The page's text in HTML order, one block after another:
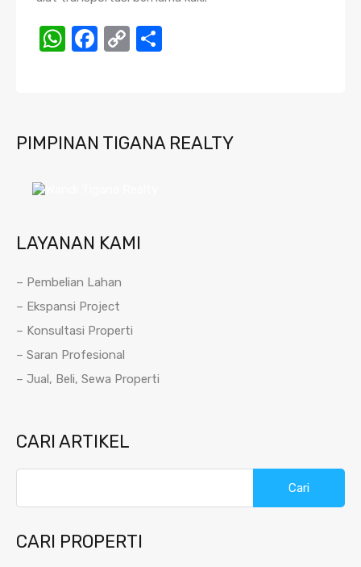
WhatsApp
Facebook
Copy
PIMPINAN TIGANA REALTY
LAYANAN KAMI
– Pembelian Lahan
– Ekspansi Project
– Konsultasi Properti
– Saran Profesional
– Jual, Beli, Sewa Properti
CARI ARTIKEL
CARI PROPERTI